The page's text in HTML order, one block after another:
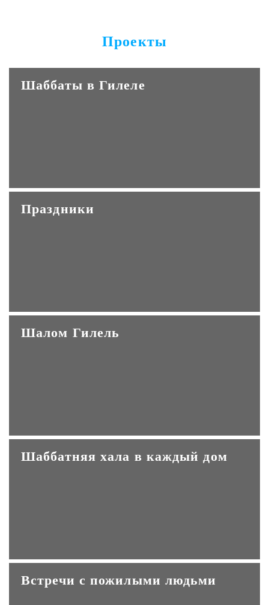
Проекты
Шаббаты в Гилеле
Праздники
Шалом Гилель
Шаббатняя хала в каждый дом
Встречи с пожилыми людьми